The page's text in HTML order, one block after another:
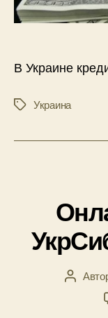
В Украине
МеткиУкраина
Автор